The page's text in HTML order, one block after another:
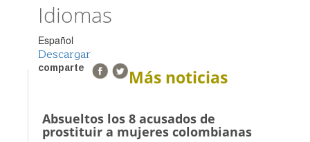
Idiomas
Español
Descargar
comparte Más noticias
Absueltos los 8 acusados de
prostituir a mujeres colombianas